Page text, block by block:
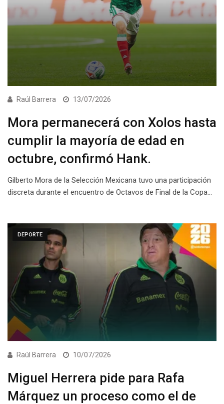
Raúl Barrera 13/07/2026
Mora permanecerá con Xolos hasta
cumplir la mayoría de edad en
octubre, confirmó Hank.
Gilberto Mora de la Selección Mexicana tuvo una participación
discreta durante el encuentro de Octavos de Final de la Copa…
DEPORTE
Raúl Barrera 10/07/2026
Miguel Herrera pide para Rafa
Márquez un proceso como el de